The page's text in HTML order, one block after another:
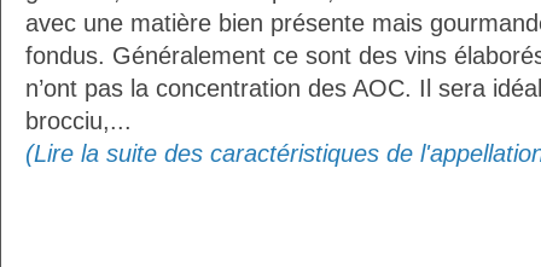
avec une matière bien présente mais
fondus. Généralement ce sont des vins
n’ont pas la concentration des AOC. Il sera
brocciu,...
(Lire la suite des caractéristiques de